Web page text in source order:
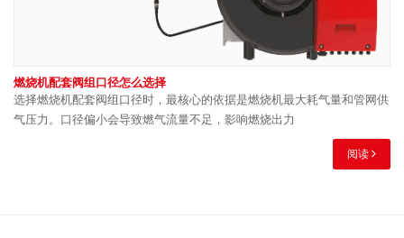
燃烧机配套阀组口径怎么选择
选择燃烧机配套阀组口径时，最核心的依据是燃烧机最大耗气量和管网供
气压力。口径偏小会导致燃气流量不足，影响燃烧出力
阅读